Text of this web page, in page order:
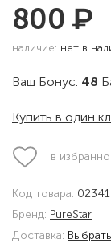
800 ₽
наличие: нет в
Ваш Бонус: 48
Купить в один
в
Код товара: 02341
Бренд: PureStar
Доставка: